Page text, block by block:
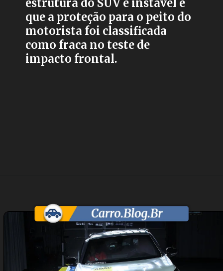
estrutura do SUV é instável e
que a proteção para o peito do
motorista foi classificada
como fraca no teste de
impacto frontal.